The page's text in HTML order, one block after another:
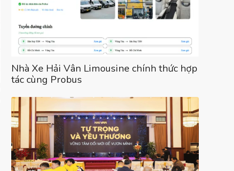
Nhà Xe Hải Vân Limousine chính thức hợp
tác cùng Probus